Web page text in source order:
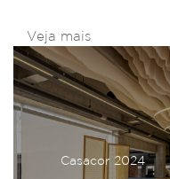
Veja mais
Casacor 2024